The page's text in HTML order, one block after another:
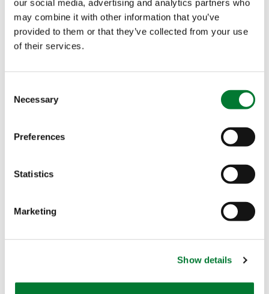
our social media, advertising and analytics partners who
may combine it with other information that you’ve
provided to them or that they’ve collected from your use
of their services.
Selection
Necessary
Preferences
Statistics
Marketing
Show details
carbone tout en fournissant des nutriments
essentiels aux cultures. La gamme GreenSwitch®
utilise des méthodes de
objectifs de durabilité.